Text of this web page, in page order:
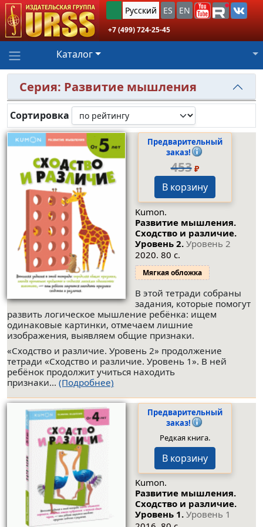
Русский ES EN
+7 (499) 724-25-45
Каталог
Серия: Развитие мышления
Сортировка
Предварительный
заказ!
453₽
В корзину
Kumon.
Развитие мышления.
Сходство и различие.
Уровень 2. Уровень 2
2020. 80 с.
Мягкая обложка
В этой тетради собраны
задания, которые помогут
развить логическое мышление ребёнка: ищем
одинаковые картинки, отмечаем лишние
изображения, выявляем общие признаки.
«Сходство и различие. Уровень 2» продолжение
тетради «Сходство и различие. Уровень 1». В ней
ребёнок продолжит учиться находить
признаки... (Подробнее)
Предварительный
заказ!
Редкая книга.
В корзину
Kumon.
Развитие мышления.
Сходство и различие.
Уровень 1. Уровень 1